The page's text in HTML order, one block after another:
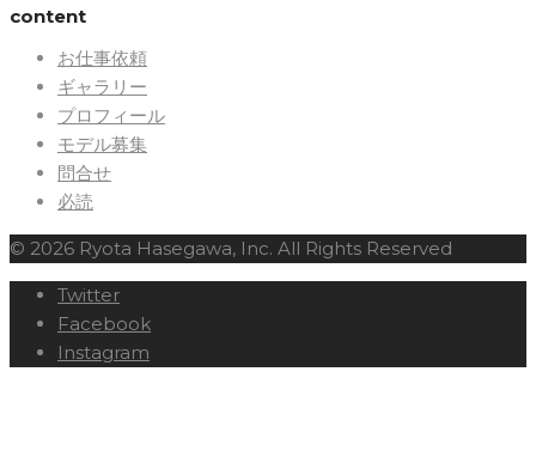
content
お仕事依頼
ギャラリー
プロフィール
モデル募集
問合せ
必読
© 2026 Ryota Hasegawa, Inc. All Rights Reserved
Twitter
Facebook
Instagram